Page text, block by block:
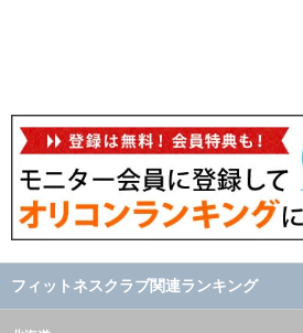
フィットネスクラブ関連ランキング